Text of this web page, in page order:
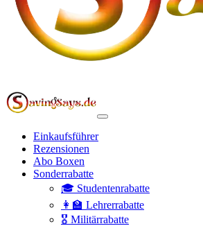
Einkaufsführer
Rezensionen
Abo Boxen
Sonderrabatte
🎓 Studentenrabatte
👩‍🏫 Lehrerrabatte
🎖️ Militärrabatte